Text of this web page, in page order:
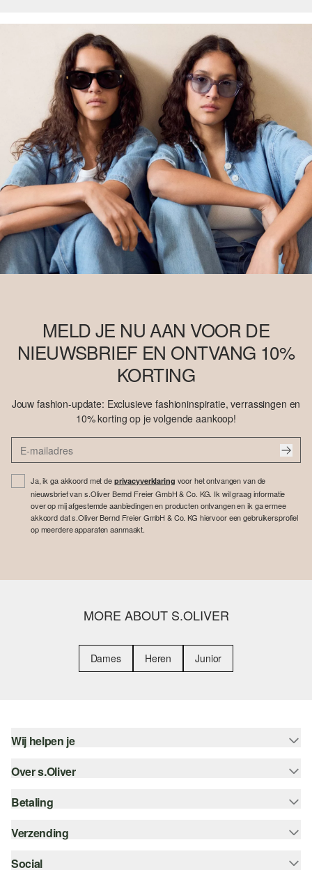
MELD JE NU AAN VOOR DE
NIEUWSBRIEF EN ONTVANG 10%
KORTING
Jouw fashion-update: Exclusieve fashioninspiratie, verrassingen en
10% korting op je volgende aankoop!
Ja, ik ga akkoord met de privacyverklaring voor het ontvangen van de
nieuwsbrief van s.Oliver Bernd Freier GmbH & Co. KG. Ik wil graag informatie
over op mij afgestemde aanbiedingen en producten ontvangen en ik ga ermee
akkoord dat s.Oliver Bernd Freier GmbH & Co. KG hiervoor een gebruikersprofiel
op meerdere apparaten aanmaakt.
MORE ABOUT S.OLIVER
Dames Heren Junior
Wij helpen je
Help - FAQ
Maattabel
Top categorieën
Over s.Oliver
Nieuwsbrief
s.Oliver Card
Betaling
Koop op rekening
Creditcard
Verzending
bpost
Social